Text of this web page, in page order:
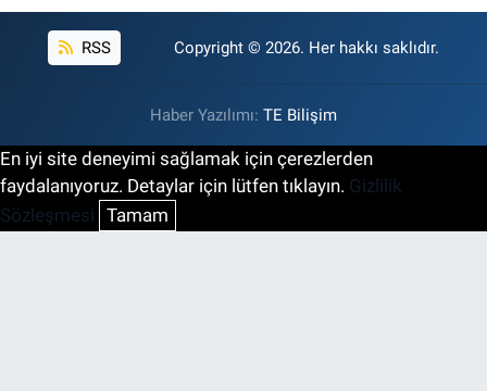
RSS Copyright © 2026. Her hakkı saklıdır.
Haber Yazılımı: TE Bilişim
En iyi site deneyimi sağlamak için çerezlerden
faydalanıyoruz. Detaylar için lütfen tıklayın. Gizlilik
Sözleşmesi Tamam